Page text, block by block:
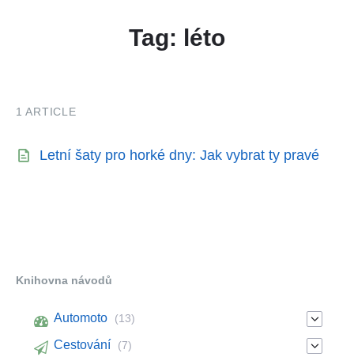
Tag: léto
1 ARTICLE
Letní šaty pro horké dny: Jak vybrat ty pravé
Knihovna návodů
Automoto (13)
Cestování (7)